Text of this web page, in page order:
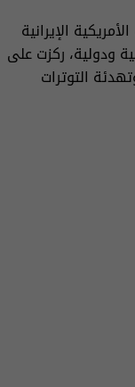
الإيرانية
ودولية، ركزت على
التوترات